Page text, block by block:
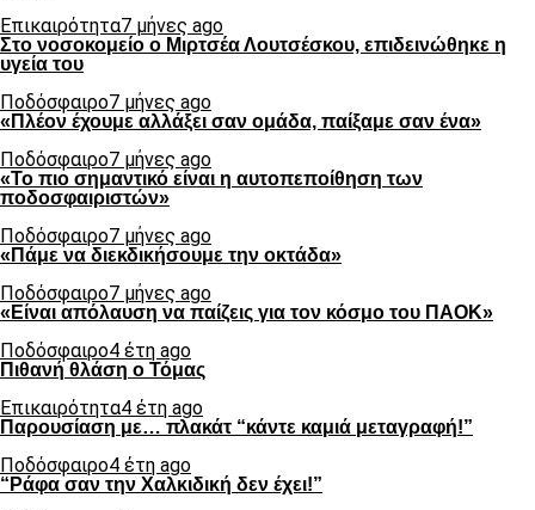
Επικαιρότητα7 μήνες ago
Στο νοσοκομείο ο Μιρτσέα Λουτσέσκου, επιδεινώθηκε η
υγεία του
Ποδόσφαιρο7 μήνες ago
«Πλέον έχουμε αλλάξει σαν ομάδα, παίξαμε σαν ένα»
Ποδόσφαιρο7 μήνες ago
«Το πιο σημαντικό είναι η αυτοπεποίθηση των
ποδοσφαιριστών»
Ποδόσφαιρο7 μήνες ago
«Πάμε να διεκδικήσουμε την οκτάδα»
Ποδόσφαιρο7 μήνες ago
«Είναι απόλαυση να παίζεις για τον κόσμο του ΠΑΟΚ»
Ποδόσφαιρο4 έτη ago
Πιθανή θλάση ο Τόμας
Επικαιρότητα4 έτη ago
Παρουσίαση με… πλακάτ “κάντε καμιά μεταγραφή!”
Ποδόσφαιρο4 έτη ago
“Ράφα σαν την Χαλκιδική δεν έχει!”